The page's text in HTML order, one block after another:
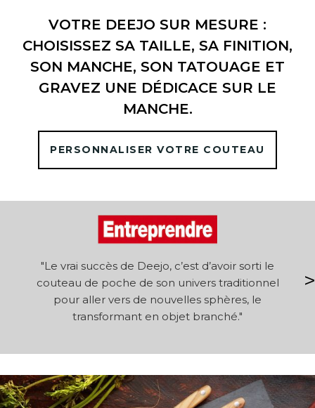
VOTRE DEEJO SUR MESURE :
CHOISISSEZ SA TAILLE, SA FINITION,
SON MANCHE, SON TATOUAGE ET
GRAVEZ UNE DÉDICACE SUR LE
MANCHE.
PERSONNALISER VOTRE COUTEAU
"Le vrai succès de Deejo, c’est d’avoir sorti le
couteau de poche de son univers traditionnel
pour aller vers de nouvelles sphères, le
transformant en objet branché."